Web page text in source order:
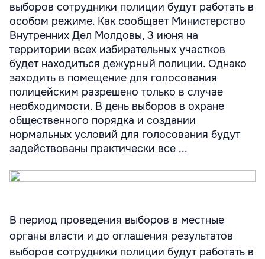
выборов сотрудники полиции будут работать в
особом режиме. Как сообщает Министерство
Внутренних Дел Молдовы, 3 июня на
территории всех избирательных участков
будет находиться дежурный полиции. Однако
заходить в помещение для голосования
полицейским разрешено только в случае
необходимости. В день выборов в охране
общественного порядка и создании
нормальных условий для голосования будут
задействованы практически все ...
В период проведения выборов в местные
органы власти и до оглашения результатов
выборов сотрудники полиции будут работать в